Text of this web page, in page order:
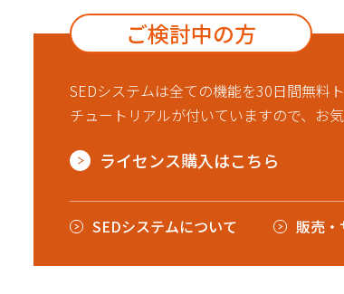
ご検討中の方
SEDシステムは全ての機能を30日間無料
チュートリアルが付いていますので、お
ライセンス購入はこちら
SEDシステムについて 販売・